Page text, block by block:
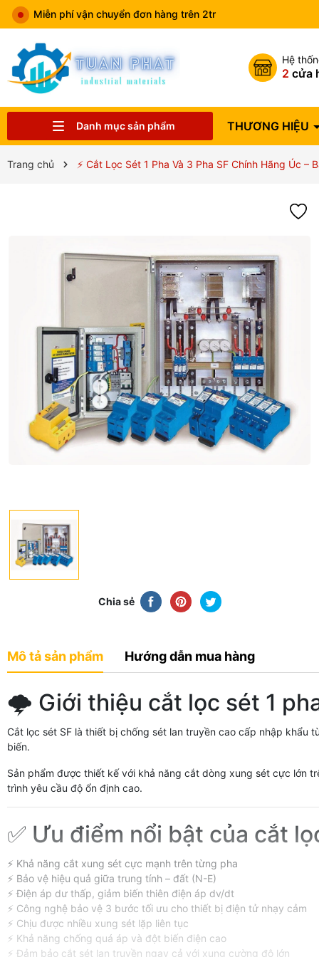
Miễn phí vận chuyển đơn hàng trên 2tr
Hệ
2 cửa
Danh mục sản phẩm THƯƠNG HIỆU
Trang chủ ⚡ Cắt Lọc Sét 1 Pha Và 3 Pha SF Chính Hãng Úc –
Chia sẻ
Mô tả sản phẩm Hướng dẫn mua hàng
🌩️ Giới thiệu cắt lọc sét 1
Cắt lọc sét SF là thiết bị chống sét lan truyền cao cấp nhập
biến.
Sản phẩm được thiết kế với khả năng cắt dòng xung sét cực lớn
trình yêu cầu độ ổn định cao.
✅ Ưu điểm nổi bật của cắt
⚡ Khả năng cắt xung sét cực mạnh trên từng pha
⚡ Bảo vệ hiệu quả giữa trung tính – đất (N-E)
⚡ Điện áp dư thấp, giảm biến thiên điện áp dv/dt
⚡ Công nghệ bảo vệ 3 bước tối ưu cho thiết bị điện tử nhạy cảm
⚡ Chịu được nhiều xung sét lặp liên tục
⚡ Khả năng chống quá áp và đột biến điện cao
⚡ Đảm bảo cắt sét lan truyền ngay cả với xung cường độ lớn